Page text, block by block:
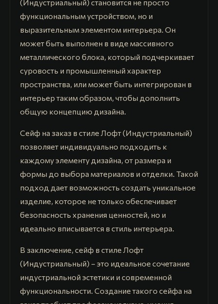
(Индустриальный) становится не просто
функциональным устройством, но и
выразительным элементом интерьера. Он
может быть выполнен в виде массивного
металлического блока, который подчеркивает
суровость и промышленный характер
пространства, или может быть интегрирован в
интерьер таким образом, чтобы дополнить
общую концепцию дизайна.
Сейф на заказ в стиле Лофт (Индустриальный)
позволяет индивидуально подходить к
каждому элементу дизайна, от размера и
формы до выбора материалов и отделки. Такой
подход дает возможность создать уникальное
изделие, которое не только обеспечивает
безопасность хранения ценностей, но и
идеально вписывается в стиль интерьера.
В заключение, сейф в стиле Лофт
(Индустриальный) – это идеальное сочетание
индустриальной эстетики и современной
функциональности. Создание такого сейфа на